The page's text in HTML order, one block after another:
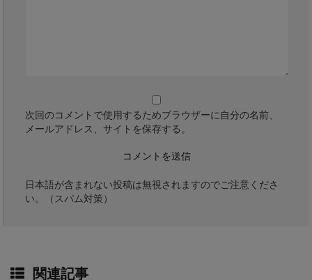
次回のコメントで使用するためブラウザーに自分の名前、
メールアドレス、サイトを保存する。
日本語が含まれない投稿は無視されますのでご注意くださ
い。（スパム対策）
関連記事